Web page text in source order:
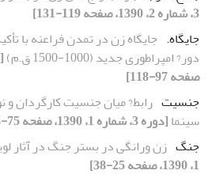
3، شماره 2، 1390، صفحه 119-131]
جایگاه. جایگاه زن در تمدن فراعنه با
دور? امپراطوری جدید (1000-1500 ق.م)
صفحه 97-118]
جنسیت رابط? میان جنسیت کارگردان
سینما[دوره 3، شماره 1، 1390، صفحه 75-94]
جنگ زن ورانگی در بستر جنگ در آثار
1، 1390، صفحه 25-38]